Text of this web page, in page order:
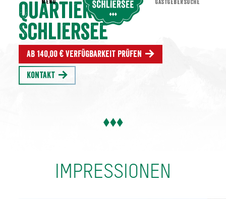
Quartier am
Schliersee
Ab 140,00 € Verfügbarkeit prüfen
Kontakt
IMPRESSIONEN
MENU GASTGEBERSUCHE